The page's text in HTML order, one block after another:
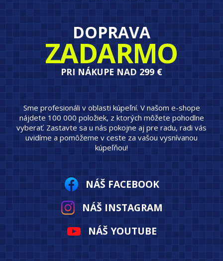
DOPRAVA
ZADARMO
PRI NÁKUPE NAD 299 €
Sme profesionáli v oblasti kúpeľní. V našom e-shope
nájdete 100 000 položiek, z ktorých môžete pohodlne
vyberať. Zastavte sa u nás pokojne aj pre radu, radi vás
uvidíme a pomôžeme v ceste za vašou vysnívanou
kúpeľňou!
NÁŠ FACEBOOK
NÁŠ INSTAGRAM
NÁŠ YOUTUBE